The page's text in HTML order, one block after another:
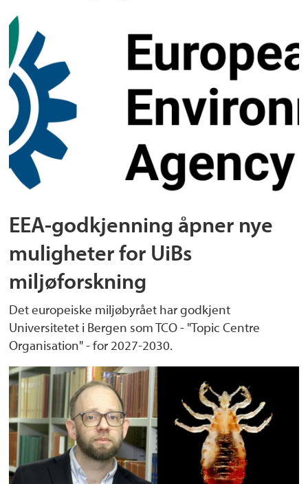
EEA-godkjenning åpner nye
muligheter for UiBs
miljøforskning
Det europeiske miljøbyrået har godkjent
Universitetet i Bergen som TCO - "Topic Centre
Organisation" - for 2027-2030.